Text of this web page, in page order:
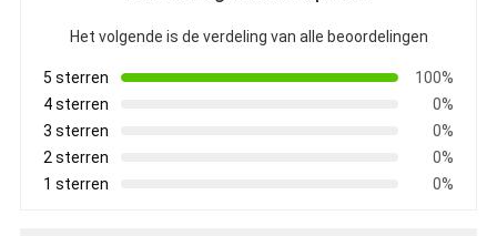
Het volgende is de verdeling van alle beoordelingen
5 sterren
100%
4 sterren
0%
3 sterren
0%
2 sterren
0%
1 sterren
0%